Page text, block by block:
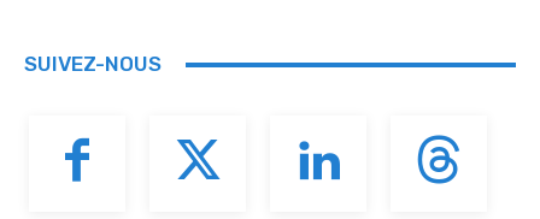
SUIVEZ-NOUS